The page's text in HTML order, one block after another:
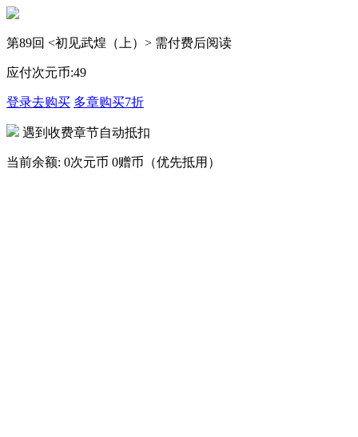
第89回 <初见武煌（上）> 需付费后阅读
应付次元币:49
登录去购买 多章购买7折
遇到收费章节自动抵扣
当前余额: 0次元币 0赠币（优先抵用）